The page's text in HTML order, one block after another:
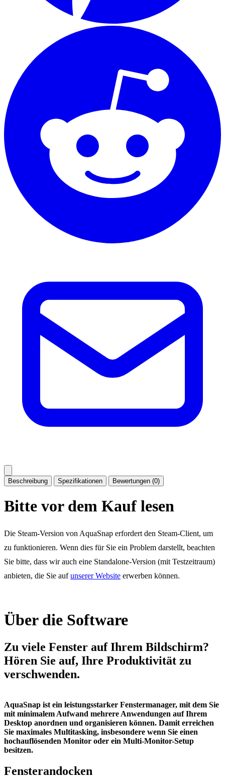
Beschreibung Spezifikationen Bewertungen (0)
Bitte vor dem Kauf lesen
Die Steam-Version von AquaSnap erfordert den Steam-Client, um
zu funktionieren. Wenn dies für Sie ein Problem darstellt, beachten
Sie bitte, dass wir auch eine Standalone-Version (mit Testzeitraum)
anbieten, die Sie aufunserer Website erwerben können.
Über die Software
Zu viele Fenster auf Ihrem Bildschirm?
Hören Sie auf, Ihre Produktivität zu
verschwenden.
AquaSnap ist ein leistungsstarker Fenstermanager, mit dem Sie
mit minimalem Aufwand mehrere Anwendungen auf Ihrem
Desktop anordnen und organisieren können. Damit erreichen
Sie maximales Multitasking, insbesondere wenn Sie einen
hochauflösenden Monitor oder ein Multi-Monitor-Setup
besitzen.
Fensterandocken